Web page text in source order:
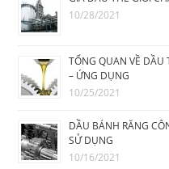
10/28/2021
TỔNG QUAN VỀ DẦU
– ỨNG DỤNG
10/25/2021
DẦU BÁNH RĂNG
SỬ DỤNG
10/16/2021